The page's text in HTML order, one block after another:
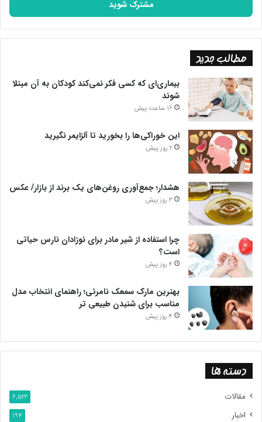
وارد
کنید
مطالب جدید
بیماری‌ای که کسی فکر نمی‌کند کودکان به آن مبتلا
شوند
16 ساعت پیش
این خوراکی‌ها را بخورید تا آلزایمر نگیرید
2 روز پیش
هشدار؛ جمع‌آوری روغن‌های یک برند از بازار/ عکس
3 روز پیش
چرا استفاده از شیر مادر برای نوزادان نارس حیاتی
است؟
4 روز پیش
بهترین مارک سمعک نامرئی؛ راهنمای انتخاب مدل
مناسب برای شنیدن طبیعی تر
4 روز پیش
دسته ها
مقالات 6,522
اخبار 194